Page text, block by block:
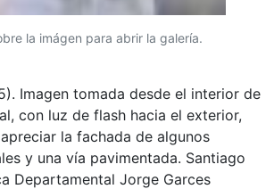
la imágen para abrir la galería.
Imagen tomada desde el interior de
con luz de flash hacia el exterior,
la fachada de algunos
y una vía pavimentada. Santiago
Departamental Jorge Garces